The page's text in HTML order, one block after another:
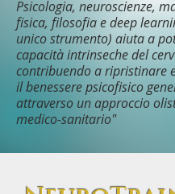
Psicologia, neuroscienze,
fisica, filosofia e deep
unico strumento) aiuta a
capacità intrinseche del
contribuendo a ripristinare
il benessere psicofisico
attraverso un approccio
medico-sanitario"